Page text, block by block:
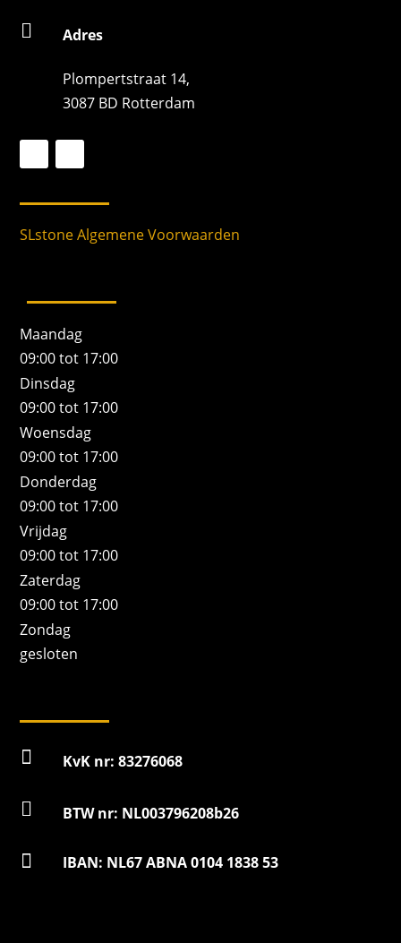
 Adres
Plompertstraat 14,
3087 BD Rotterdam
SLstone Algemene Voorwaarden
Maandag
09:00 tot 17:00
Dinsdag
09:00 tot 17:00
Woensdag
09:00 tot 17:00
Donderdag
09:00 tot 17:00
Vrijdag
09:00 tot 17:00
Zaterdag
09:00 tot 17:00
Zondag
gesloten
 KvK nr: 83276068
 BTW nr: NL003796208b26
 IBAN: NL67 ABNA 0104 1838 53